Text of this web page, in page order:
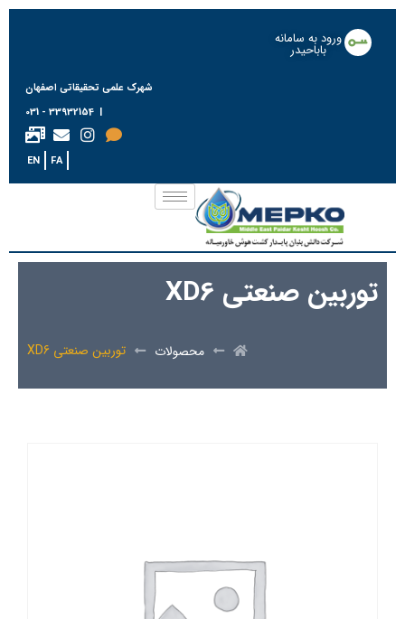
ورود به سامانه
باباحیدر
شهرک علمی تحقیقاتی اصفهان
| 33932154 - 031
FA
EN
توربین صنعتی XD6
محصولات توربین صنعتی XD6